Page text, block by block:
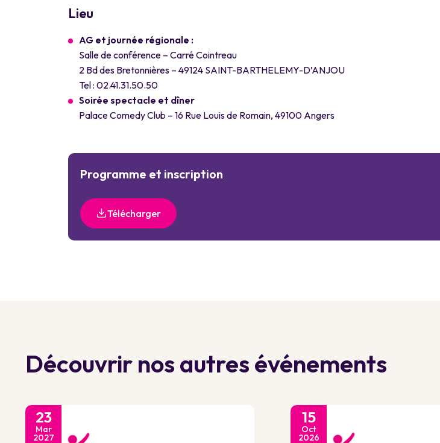
Lieu
AG et journée régionale :
Salle de conférence – Carré Cointreau
2 Bd des Bretonnières – 49124 SAINT-BARTHELEMY-D’ANJOU
Tel : 02.41.31.50.50
Soirée spectacle et dîner
Palace Comedy Club – 16 Rue Louis de Romain, 49100 Angers
Programme et inscription
Télécharger
Découvrir nos autres événements
23
Mar
2027
15
Oct
2026